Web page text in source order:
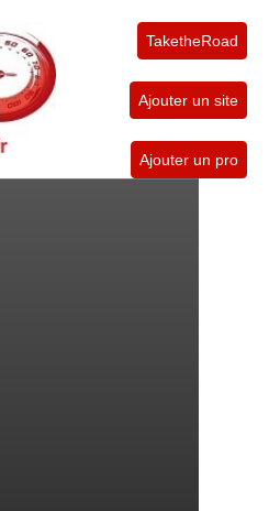
TaketheRoad
Ajouter un site
Ajouter un pro